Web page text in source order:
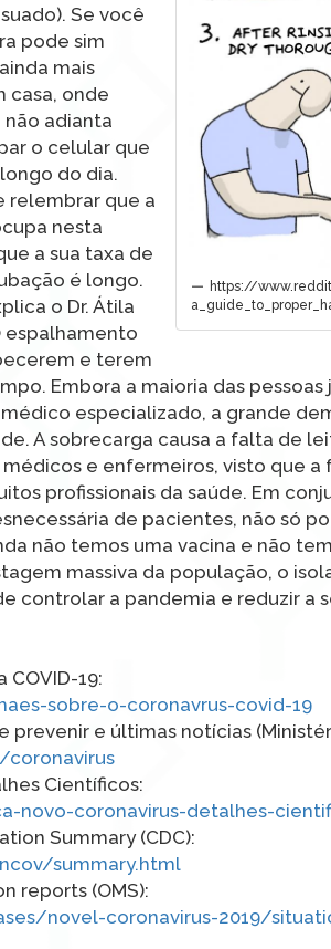
https://
Se você
pode sim
mais
casa, onde
não adianta
o celular que
do dia.
relembrar que a
nesta
a sua taxa de
é longo.
o Dr. Átila
espalhamento
e terem
Embora a maioria das
especializado, a grande
A sobrecarga causa a falta de
e enfermeiros, visto que a
profissionais da saúde. Em
de pacientes, não só
não temos uma vacina e não
massiva da população, o
controlar a pandemia e reduzir a
19:
sobre-o-coronavrus-covid-19
prevenir e últimas notícias
Científicos:
novo-coronavirus-detalhes-
Summary (CDC):
summary.html
reports (OMS):
novel-coronavirus-2019/